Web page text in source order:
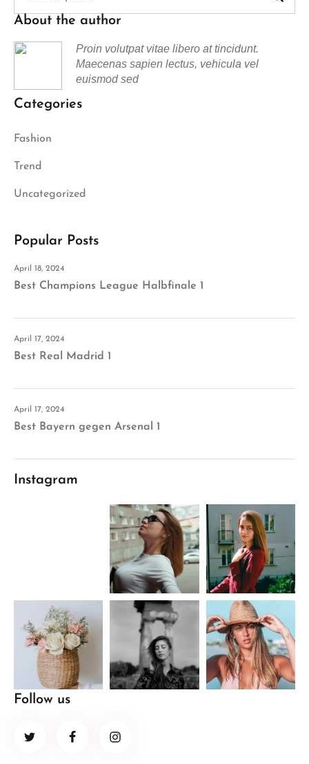
About the author
Proin volutpat vitae libero at tincidunt.
Maecenas sapien lectus, vehicula vel
euismod sed
Categories
Fashion
Trend
Uncategorized
Popular Posts
April 18, 2024
Best Champions League Halbfinale 1
April 17, 2024
Best Real Madrid 1
April 17, 2024
Best Bayern gegen Arsenal 1
Instagram
Follow us